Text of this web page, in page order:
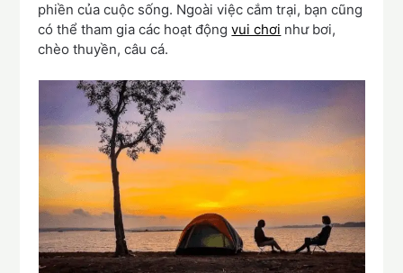
phiền của cuộc sống. Ngoài việc cắm trại, bạn cũng
có thể tham gia các hoạt độngvui chơi như bơi,
chèo thuyền, câu cá.